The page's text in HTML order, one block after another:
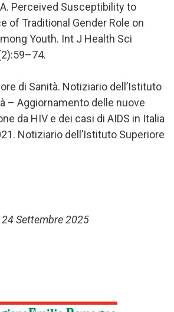
Perceived Susceptibility to
of Traditional Gender Role on
Youth. Int J Health Sci
di Sanità. Notiziario dell ’Istituto
– Aggiornamento delle nuove
da HIV e dei casi di AIDS in Italia
Notiziario dell ’Istituto Superiore
24 Settembre 2025